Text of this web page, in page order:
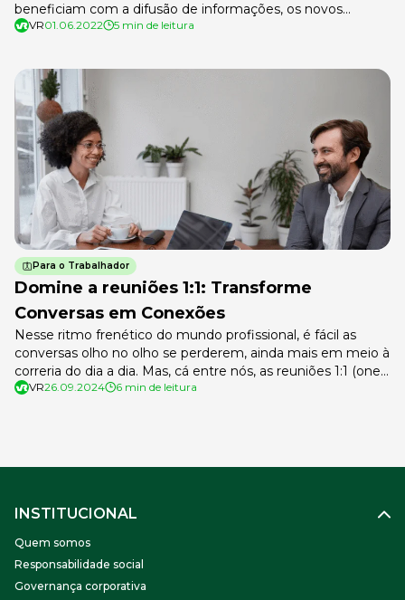
beneficiam com a difusão de informações, os novos
produtos e as plataformas. Nesse contexto, o aplicativo de
apps que […]
VR01.06.2022 5 min de leitura
Para o Trabalhador
Domine a reuniões 1:1: Transforme
Conversas em Conexões
Nesse ritmo frenético do mundo profissional, é fácil as
conversas olho no olho se perderem, ainda mais em meio à
correria do dia a dia. Mas, cá entre nós, as reuniões 1:1 (one-
on-one) são uma carta na manga para líderes e
VR26.09.2024 6 min de leitura
INSTITUCIONAL
Quem somos
Responsabilidade social
Governança corporativa